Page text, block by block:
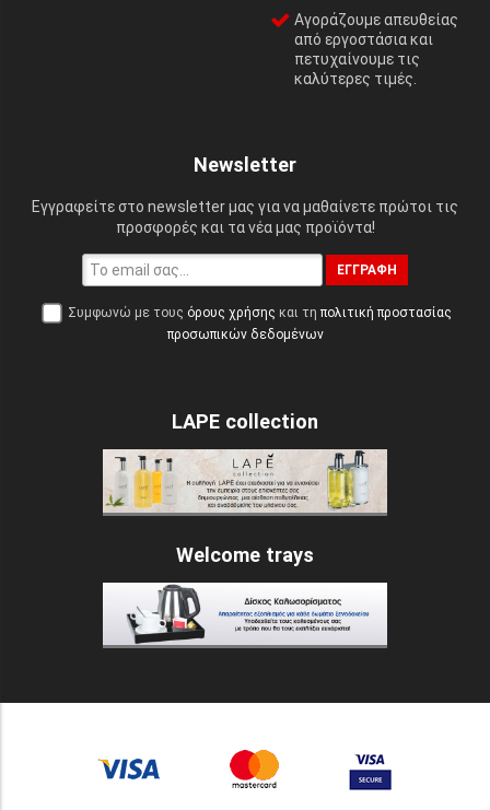
Αγοράζουμε απευθείας
από εργοστάσια και
πετυχαίνουμε τις
καλύτερες τιμές.
Newsletter
Εγγραφείτε στο newsletter μας για να μαθαίνετε πρώτοι τις
προσφορές και τα νέα μας προϊόντα!
ΕΓΓΡΑΦΉ
Συμφωνώ με τους όρους χρήσης και τη πολιτική προστασίας
προσωπικών δεδομένων
LAPE collection
Welcome trays